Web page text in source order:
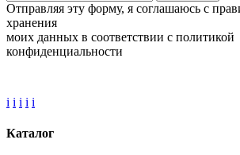
Отправляя эту форму, я соглашаюсь с
хранения
моих данных в соответствии с политикой
конфиденциальности
i i i i i
Каталог